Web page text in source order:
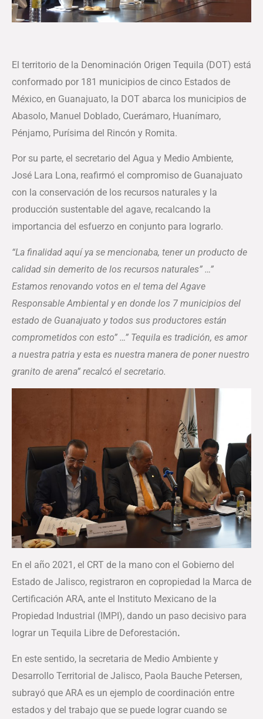
El territorio de la Denominación Origen Tequila (DOT) está
conformado por 181 municipios de cinco Estados de
México, en Guanajuato, la DOT abarca los municipios de
Abasolo, Manuel Doblado, Cuerámaro, Huanímaro,
Pénjamo, Purísima del Rincón y Romita.
Por su parte, el secretario del Agua y Medio Ambiente,
José Lara Lona, reafirmó el compromiso de Guanajuato
con la conservación de los recursos naturales y la
producción sustentable del agave, recalcando la
importancia del esfuerzo en conjunto para lograrlo.
“La finalidad aquí ya se mencionaba, tener un producto de
calidad sin demerito de los recursos naturales” …”
Estamos renovando votos en el tema del Agave
Responsable Ambiental y en donde los 7 municipios del
estado de Guanajuato y todos sus productores están
comprometidos con esto” …” Tequila es tradición, es amor
a nuestra patria y esta es nuestra manera de poner nuestro
granito de arena” recalcó el secretario.
En el año 2021, el CRT de la mano con el Gobierno del
Estado de Jalisco, registraron en copropiedad la Marca de
Certificación ARA, ante el Instituto Mexicano de la
Propiedad Industrial (IMPI), dando un paso decisivo para
lograr un Tequila Libre de Deforestación.
En este sentido, la secretaria de Medio Ambiente y
Desarrollo Territorial de Jalisco, Paola Bauche Petersen,
subrayó que ARA es un ejemplo de coordinación entre
estados y del trabajo que se puede lograr cuando se